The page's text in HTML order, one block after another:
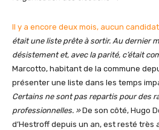
Il y a encore deux mois, aucun candidat
était une liste prête à sortir. Au dernier
désistement et, avec la parité, c’était
Marcotto, habitant de la commune
présenter une liste dans les temps
Certains ne sont pas repartis pour des
professionnelles. »De son côté, Hugo
d’Hestroff depuis un an, est resté très